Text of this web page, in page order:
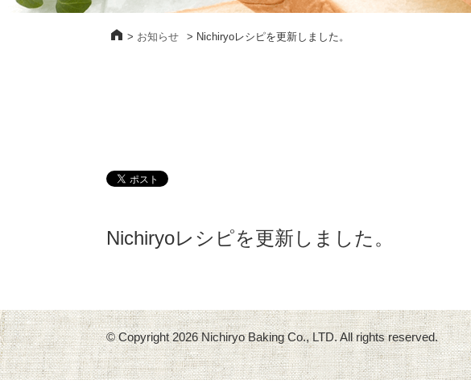
> お知らせ > Nichiryoレシピを更新しました。
Nichiryoレシピを更新しました。
© Copyright2026 Nichiryo Baking Co., LTD. All rights reserved.